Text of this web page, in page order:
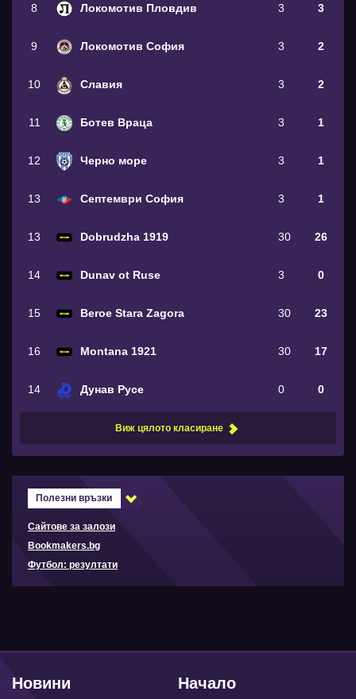
8 Локомотив Пловдив 3 3
9 Локомотив София 3 2
10 Славия 3 2
11 Ботев Враца 3 1
12 Черно море 3 1
13 Септември София 3 1
13 Dobrudzha 1919 30 26
14 Dunav ot Ruse 3 0
15 Beroe Stara Zagora 30 23
16 Montana 1921 30 17
14 Дунав Русе 0 0
Виж цялото класиране
Полезни връзки
Сайтове за залози
Bookmakers.bg
Футбол: резултати
Начало
Новини